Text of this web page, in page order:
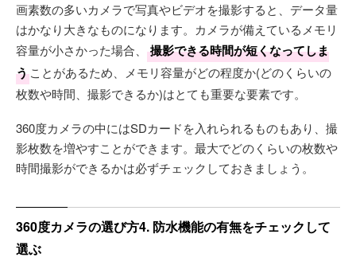
画素数の多いカメラで写真やビデオを撮影すると、データ量
はかなり大きなものになります。カメラが備えているメモリ
容量が小さかった場合、
撮影できる時間が短くなってしま
うことがあるため、メモリ容量がどの程度か(どのくらいの
枚数や時間、撮影できるか)はとても重要な要素です。
360度カメラの中にはSDカードを入れられるものもあり、撮
影枚数を増やすことができます。最大でどのくらいの枚数や
時間撮影ができるかは必ずチェックしておきましょう。
360度カメラの選び方4. 防水機能の有無をチェックして
選ぶ